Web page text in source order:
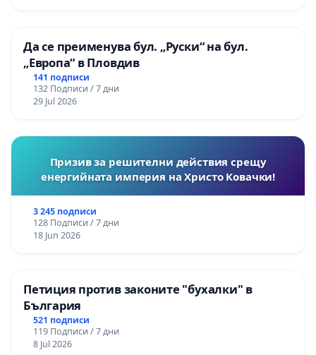
Да се преименува бул. „Руски“ на бул.
„Европа“ в Пловдив
141 подписи
132 Подписи / 7 дни
29 Jul 2026
Призив за решителни действия срещу
енергийната империя на Христо Ковачки!
3 245 подписи
128 Подписи / 7 дни
18 Jun 2026
Петиция против законите "бухалки" в
България
521 подписи
119 Подписи / 7 дни
8 Jul 2026